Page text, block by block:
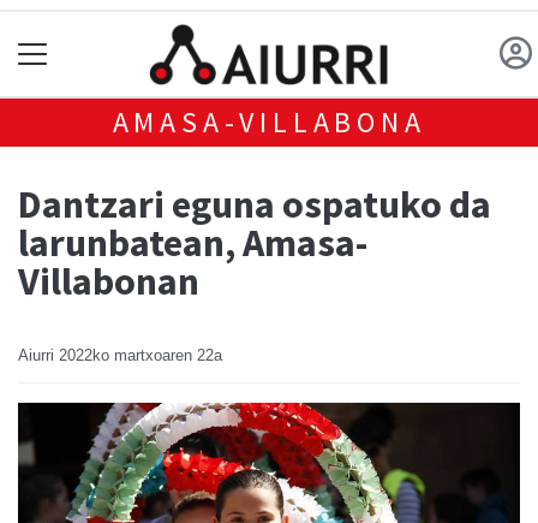
AMASA-VILLABONA
Dantzari eguna ospatuko da
larunbatean, Amasa-
Villabonan
Aiurri 2022ko martxoaren 22a